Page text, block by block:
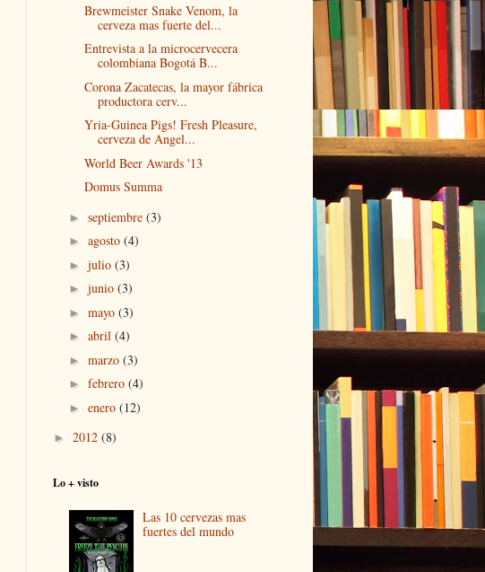
Brewmeister Snake Venom, la
cerveza mas fuerte del...
Entrevista a la microcervecera
colombiana Bogotá B...
Corona Zacatecas, la mayor fábrica
productora cerv...
Yria-Guinea Pigs! Fresh Pleasure,
cerveza de Angel...
World Beer Awards '13
Domus Summa
► septiembre (3)
► agosto (4)
► julio (3)
► junio (3)
► mayo (3)
► abril (4)
► marzo (3)
► febrero (4)
► enero (12)
► 2012 (8)
Lo + visto
Las 10 cervezas mas
fuertes del mundo